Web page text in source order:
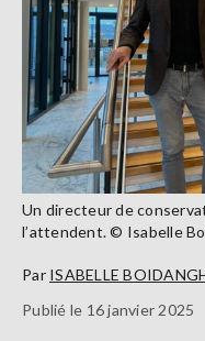
Un directeur de
l’attendent. © Isabelle
Par ISABELLE
Publié le 16 janvier 2025